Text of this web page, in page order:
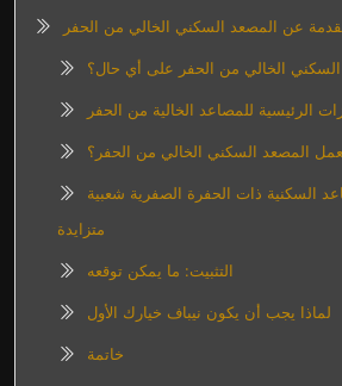
عن المصعد السكني الخالي من الحفر
الخالي من الحفر على أي حال؟
المصعد السكني الخالي من الحفر؟
السكنية ذات الحفرة الصفرية شعبية
متزايدة
التثبيت: ما يمكن توقعه
لماذا يجب أن يكون نيباف خيارك الأول
خاتمة